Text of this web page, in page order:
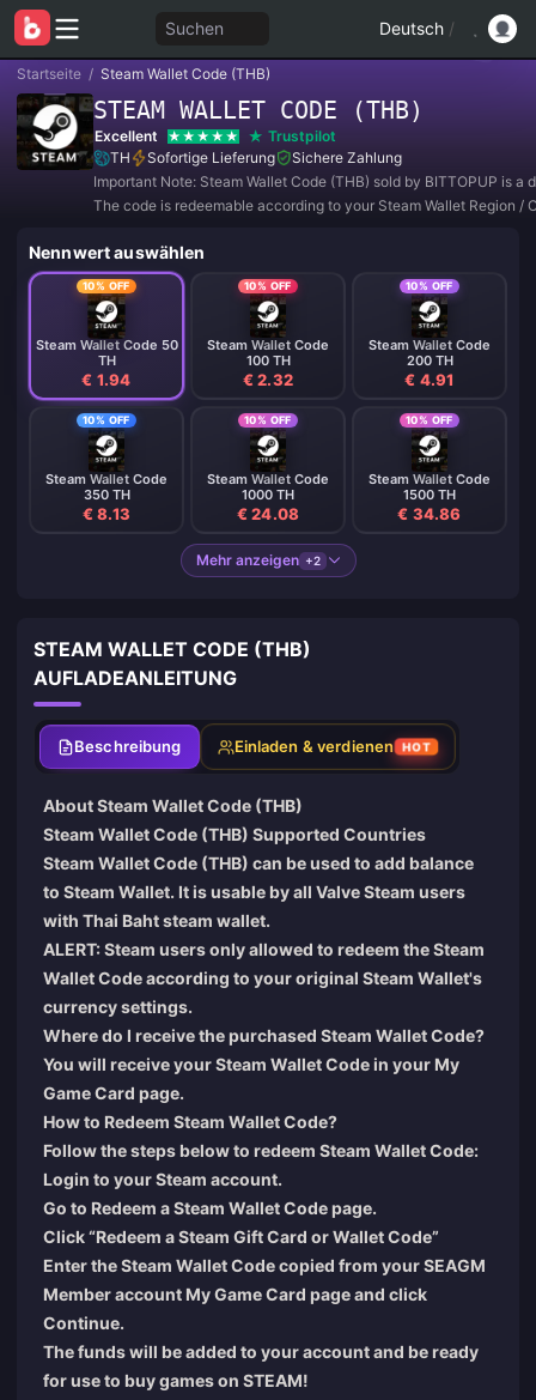
Suchen Deutsch /
Startseite / Steam Wallet Code (THB)
STEAM WALLET CODE (THB)
Excellent
Trustpilot
TH
Sofortige Lieferung
Sichere Zahlung
Important Note: Steam Wallet Code (THB) sold by BITTOPUP is a
The code is redeemable according to your Steam Wallet Region /
Nennwert auswählen
10% OFF
Steam Wallet Code 50
TH
€ 1.94
10% OFF
Steam Wallet Code
100 TH
€ 2.32
10% OFF
Steam Wallet Code
200 TH
€ 4.91
10% OFF
Steam Wallet Code
350 TH
€ 8.13
10% OFF
Steam Wallet Code
1000 TH
€ 24.08
10% OFF
Steam Wallet Code
1500 TH
€ 34.86
Mehr anzeigen +2
STEAM WALLET CODE (THB)
AUFLADEANLEITUNG
Beschreibung Einladen & verdienen HOT
About Steam Wallet Code (THB)
Steam Wallet Code (THB) Supported Countries
Steam Wallet Code (THB) can be used to add balance
to Steam Wallet. It is usable by all Valve Steam users
with Thai Baht steam wallet.
ALERT: Steam users only allowed to redeem the Steam
Wallet Code according to your original Steam Wallet's
currency settings.
Where do I receive the purchased Steam Wallet Code?
You will receive your Steam Wallet Code in your My
Game Card page.
How to Redeem Steam Wallet Code?
Follow the steps below to redeem Steam Wallet Code:
Login to your Steam account.
Go to Redeem a Steam Wallet Codepage.
Click “Redeem a Steam Gift Card or Wallet Code”
Enter the Steam Wallet Code copied from your SEAGM
Member account My Game Card page and click
Continue.
The funds will be added to your account and be ready
for use to buy games on STEAM!